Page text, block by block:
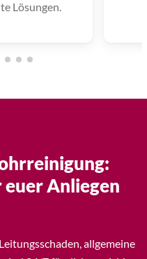
Lösungen.
Anliegen
allgemeine